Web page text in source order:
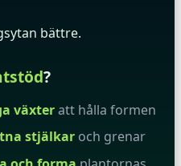
bättre.
?
växteratt hålla formen
stjälkar och grenar